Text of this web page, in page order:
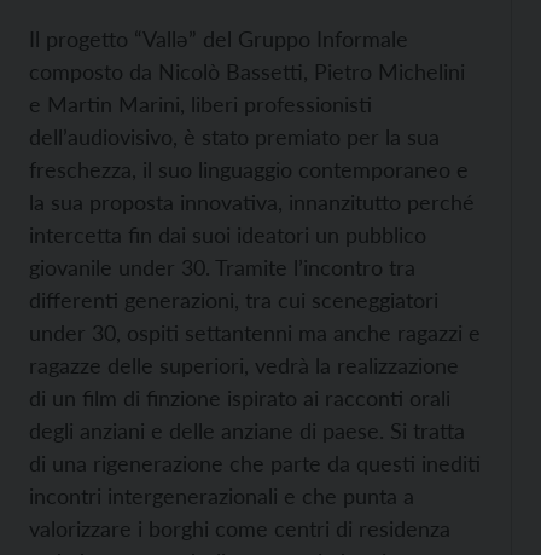
Il progetto “Vallə” del Gruppo Informale
composto da Nicolò Bassetti, Pietro Michelini
e Martin Marini, liberi professionisti
dell’audiovisivo, è stato premiato per la sua
freschezza, il suo linguaggio contemporaneo e
la sua proposta innovativa, innanzitutto perché
intercetta fin dai suoi ideatori un pubblico
giovanile under 30. Tramite l’incontro tra
differenti generazioni, tra cui sceneggiatori
under 30, ospiti settantenni ma anche ragazzi e
ragazze delle superiori, vedrà la realizzazione
di un film di finzione ispirato ai racconti orali
degli anziani e delle anziane di paese. Si tratta
di una rigenerazione che parte da questi inediti
incontri intergenerazionali e che punta a
valorizzare i borghi come centri di residenza